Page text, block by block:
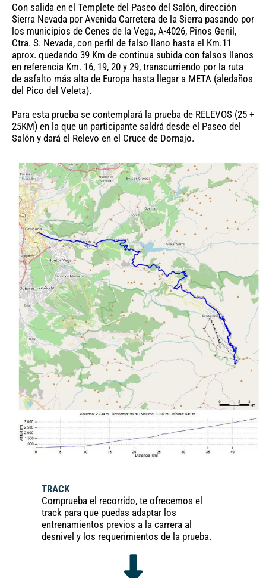
Con salida en el Templete del Paseo del Salón, dirección
Sierra Nevada por Avenida Carretera de la Sierra pasando por
los municipios de Cenes de la Vega, A-4026, Pinos Genil,
Ctra. S. Nevada, con perfil de falso llano hasta el Km.11
aprox. quedando 39 Km de continua subida con falsos llanos
en referencia Km. 16, 19, 20 y 29, transcurriendo por la ruta
de asfalto más alta de Europa hasta llegar a META (aledaños
del Pico del Veleta).
Para esta prueba se contemplará la prueba de RELEVOS (25 +
25KM) en la que un participante saldrá desde el Paseo del
Salón y dará el Relevo en el Cruce de Dornajo.
TRACK
Comprueba el recorrido, te ofrecemos el
track para que puedas adaptar los
entrenamientos previos a la carrera al
desnivel y los requerimientos de la prueba.